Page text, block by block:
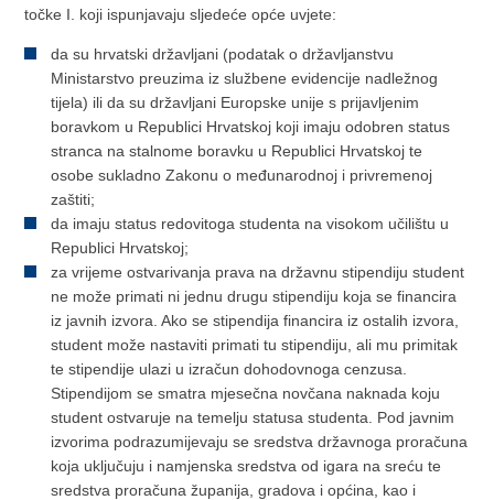
točke I. koji ispunjavaju sljedeće opće uvjete:
da su hrvatski državljani (podatak o državljanstvu
Ministarstvo preuzima iz službene evidencije nadležnog
tijela) ili da su državljani Europske unije s prijavljenim
boravkom u Republici Hrvatskoj koji imaju odobren status
stranca na stalnome boravku u Republici Hrvatskoj te
osobe sukladno Zakonu o međunarodnoj i privremenoj
zaštiti;
da imaju status redovitoga studenta na visokom učilištu u
Republici Hrvatskoj;
za vrijeme ostvarivanja prava na državnu stipendiju student
ne može primati ni jednu drugu stipendiju koja se financira
iz javnih izvora. Ako se stipendija financira iz ostalih izvora,
student može nastaviti primati tu stipendiju, ali mu primitak
te stipendije ulazi u izračun dohodovnoga cenzusa.
Stipendijom se smatra mjesečna novčana naknada koju
student ostvaruje na temelju statusa studenta. Pod javnim
izvorima podrazumijevaju se sredstva državnoga proračuna
koja uključuju i namjenska sredstva od igara na sreću te
sredstva proračuna županija, gradova i općina, kao i